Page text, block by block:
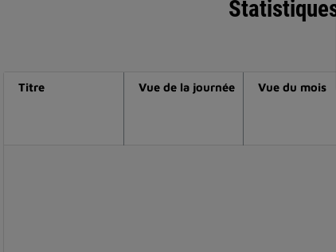
Titre Vue de la journée Vue du mois